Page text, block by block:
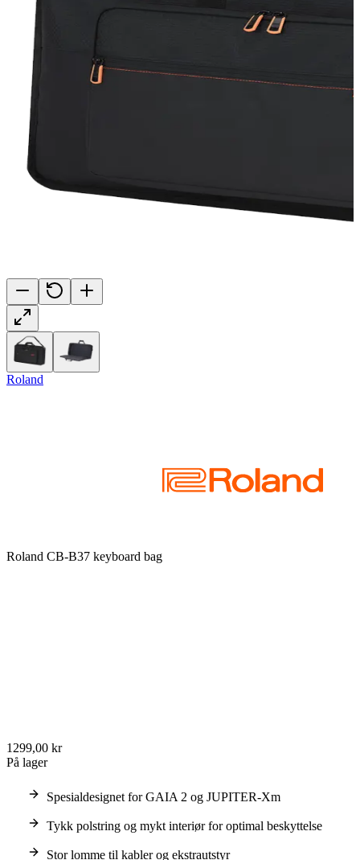
Roland
Roland CB-B37 keyboard bag
1299,00 kr
På lager
Spesialdesignet for GAIA 2 og JUPITER-Xm
Tykk polstring og mykt interiør for optimal beskyttelse
Stor lomme til kabler og ekstrautstyr